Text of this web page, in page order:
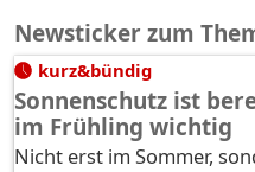
Newsticker zum
kurz&bündig
Sonnenschutz ist
im Frühling wichtig
Nicht erst im Sommer,